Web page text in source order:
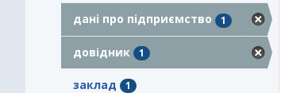
дані про підприємство 1
довідник 1
заклад 1